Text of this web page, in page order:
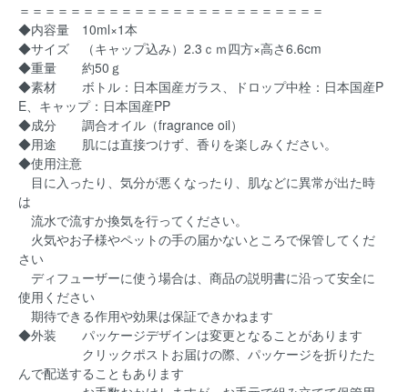
＝＝＝＝＝＝＝＝＝＝＝＝＝＝＝＝＝＝＝＝＝＝＝＝
◆内容量 10ml×1本
◆サイズ （キャップ込み）2.3ｃｍ四方×高さ6.6cm
◆重量 約50ｇ
◆素材 ボトル：日本国産ガラス、ドロップ中栓：日本国産P
E、キャップ：日本国産PP
◆成分 調合オイル（fragrance oil）
◆用途 肌には直接つけず、香りを楽しみください。
◆使用注意
目に入ったり、気分が悪くなったり、肌などに異常が出た時
は
流水で流すか換気を行ってください。
火気やお子様やペットの手の届かないところで保管してくだ
さい
ディフューザーに使う場合は、商品の説明書に沿って安全に
使用ください
期待できる作用や効果は保証できかねます
◆外装 パッケージデザインは変更となることがあります
クリックポストお届けの際、パッケージを折りたた
んで配送することもあります